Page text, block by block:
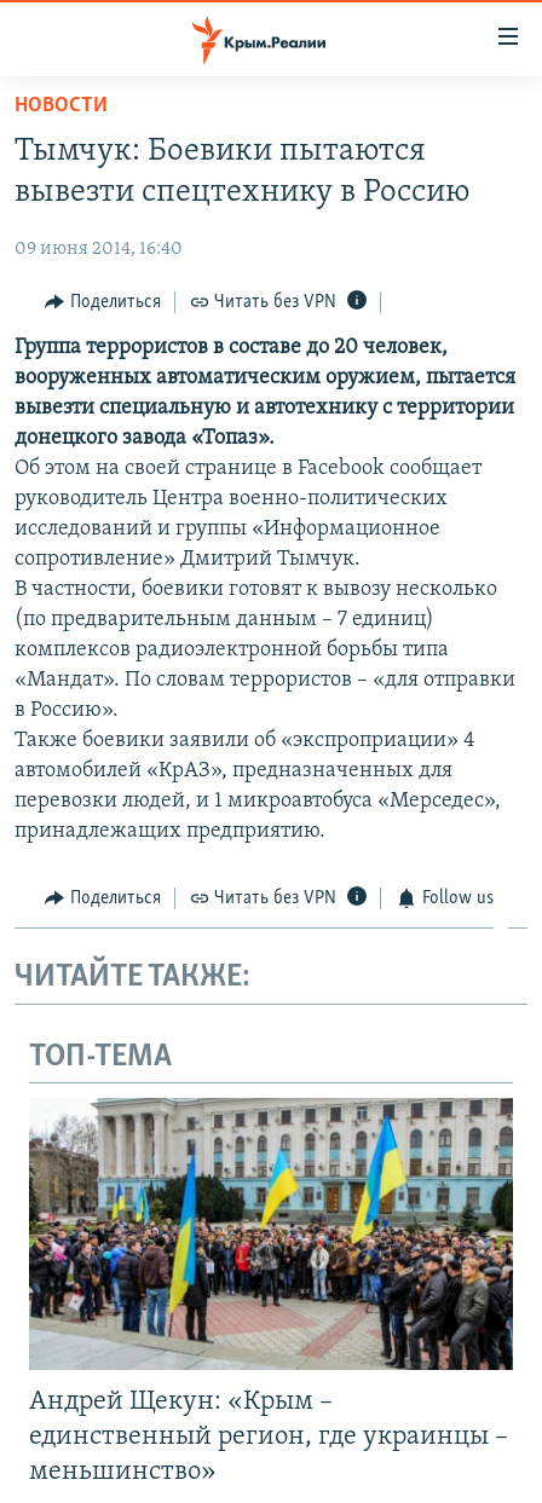
Вернуться
основному
содержанию
навигации
Вернутся
поиску
СПЕЦПРОЕКТЫ
КАРТА ВОЕННЫХ ОБЪЕКТОВ КРЫМА
11 ЛЕТ ОККУПАЦИИ КРЫМА. 11 ИСТОРИЙ СОПРОТИВЛЕНИЯ
ИСТОРИЯ
ЕЩЕ
ИНТЕРАКТИВ
ИНФОГРАФИКА
ТЕЛЕПРОЕКТ КРЫМ.РЕАЛИИ
СОВЕТЫ ПРАВОЗАЩИТНИКОВ
ПРОПАВШИЕ БЕЗ ВЕСТИ
ПОБЕДИТЕЛЕЙ НЕ СУДЯТ?
ELIFBE
УКРАИНСКАЯ ПРОБЛЕМА КРЫМА
РАДІО СВОБОДА
КАК ОБОЙТИ БЛОКИРОВКУ
Українською
Qırımtatar
ПРИСОЕДИНЯЙТЕСЬ!
Все сайты RFE/RL
НОВОСТИ
Тымчук: Боевики пытаются
вывезти спецтехнику в Россию
09 июня 2014, 16:40
Поделиться Читать без VPN
Группа террористов в составе до 20 человек,
вооруженных автоматическим оружием, пытается
вывезти специальную и автотехнику с территории
донецкого завода «Топаз».
Об этом на своей странице в Facebook сообщает
руководитель Центра военно-политических
исследований и группы «Информационное
сопротивление» Дмитрий Тымчук.
В частности, боевики готовят к вывозу несколько
(по предварительным данным – 7 единиц)
комплексов радиоэлектронной борьбы типа
«Мандат». По словам террористов – «для отправки
в Россию».
Также боевики заявили об «экспроприации» 4
автомобилей «КрАЗ», предназначенных для
перевозки людей, и 1 микроавтобуса «Мерседес»,
принадлежащих предприятию.
Поделиться Читать без VPN Follow us
ЧИТАЙТЕ ТАКЖЕ:
ТОП-ТЕМА
Андрей Щекун: «Крым –
единственный регион, где украинцы –
меньшинство»